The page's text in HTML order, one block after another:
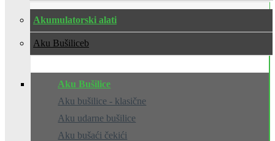
Akumulatorski alati
Aku Bušilice
Aku Bušilice
Aku bušilice - klasične
Aku udarne bušilice
Aku bušaći čekići